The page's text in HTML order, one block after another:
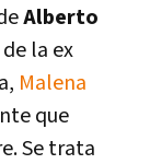
Alberto
la ex
Malena
que
Se trata